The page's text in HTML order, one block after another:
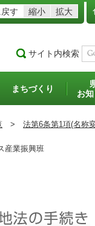
す 縮小 拡大
サイト内検索
まちづくり
お
> 法第6条第1項(名称
産業振興班